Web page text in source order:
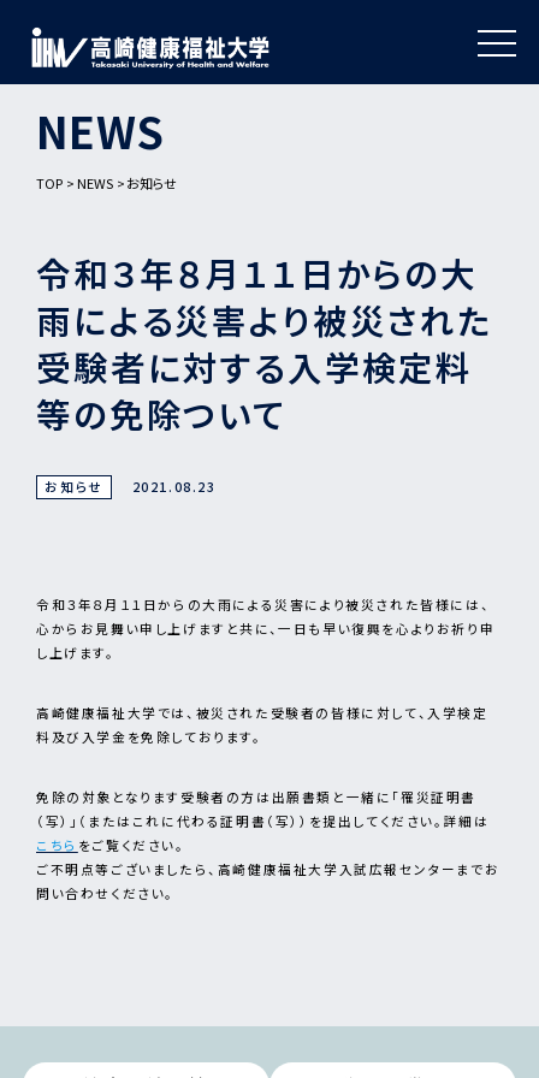
NEWS
TOP NEWS お知らせ
令和３年８月１１日からの大
雨による災害より被災された
受験者に対する入学検定料
等の免除ついて
お知らせ 2021.08.23
令和３年８月１１日からの大雨による災害により被災された皆様には、
心からお見舞い申し上げますと共に、一日も早い復興を心よりお祈り申
し上げます。
高崎健康福祉大学では、被災された受験者の皆様に対して、入学検定
料及び入学金を免除しております。
免除の対象となります受験者の方は出願書類と一緒に「罹災証明書
（写）」（またはこれに代わる証明書（写））を提出してください。詳細は
こちら をご覧ください。
ご不明点等ございましたら、高崎健康福祉大学入試広報センターまでお
問い合わせください。